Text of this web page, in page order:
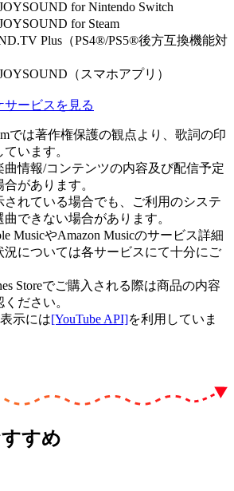
for Nintendo Switch
for Steam
Plus（PS4®/PS5®後方互換機能対
（スマホアプリ）
ービスを見る
では著作権保護の観点より、歌詞の印
います。
曲情報/コンテンツの内容及び配信予定
があります。
されている場合でも、ご利用のシステ
できない場合があります。
MusicやAmazon Musicのサービス詳細
況については各サービスにて十分にご
Storeでご購入される際は商品の内容
ださい。
示には[YouTube API]を利用していま
すめ